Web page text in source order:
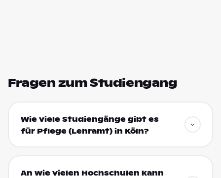
Fragen zum Studiengang
Wie viele Studiengänge gibt es
für Pflege (Lehramt) in Köln?
An wie vielen Hochschulen kann